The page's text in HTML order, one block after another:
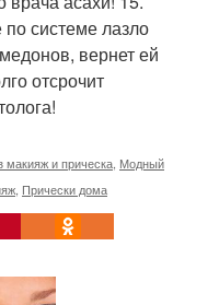
системе лазло
вернет ей
отсрочит
макияж и прическа Модный
Прически дома